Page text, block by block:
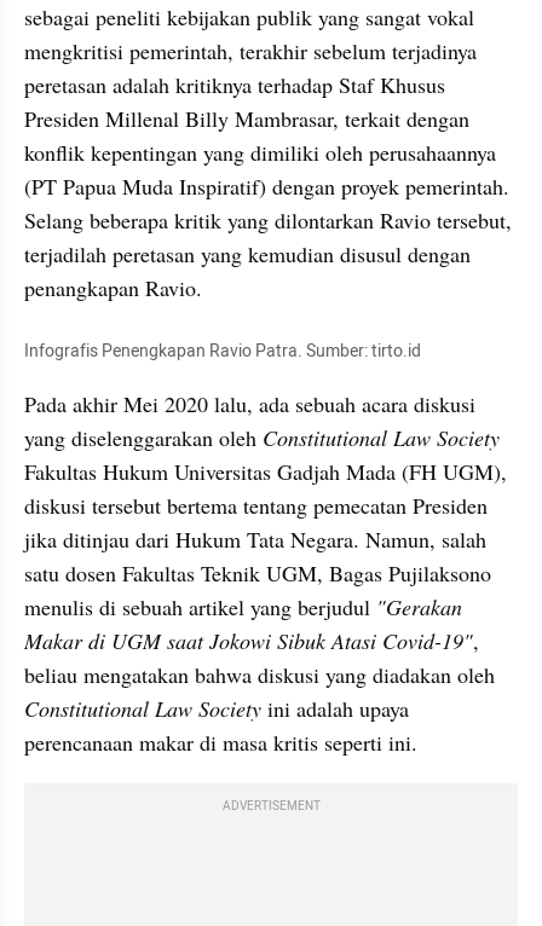
sebagai peneliti kebijakan publik yang sangat vokal
mengkritisi pemerintah, terakhir sebelum terjadinya
peretasan adalah kritiknya terhadap Staf Khusus
Presiden Millenal Billy Mambrasar, terkait dengan
konflik kepentingan yang dimiliki oleh perusahaannya
(PT Papua Muda Inspiratif) dengan proyek pemerintah.
Selang beberapa kritik yang dilontarkan Ravio tersebut,
terjadilah peretasan yang kemudian disusul dengan
penangkapan Ravio.
Infografis Penengkapan Ravio Patra. Sumber: tirto.id
Pada akhir Mei 2020 lalu, ada sebuah acara diskusi
yang diselenggarakan oleh Constitutional Law Society
Fakultas Hukum Universitas Gadjah Mada (FH UGM),
diskusi tersebut bertema tentang pemecatan Presiden
jika ditinjau dari Hukum Tata Negara. Namun, salah
satu dosen Fakultas Teknik UGM, Bagas Pujilaksono
menulis di sebuah artikel yang berjudul "Gerakan
Makar di UGM saat Jokowi Sibuk Atasi Covid-19",
Constitutional Law Society ini adalah upaya
perencanaan makar di masa kritis seperti ini.
ADVERTISEMENT